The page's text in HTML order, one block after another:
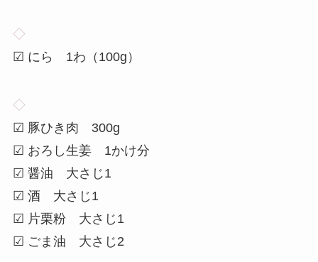
◇
☑ にら 1わ（100g）
◇
☑ 豚ひき肉 300g
☑ おろし生姜 1かけ分
☑ 醤油 大さじ1
☑ 酒 大さじ1
☑ 片栗粉 大さじ1
☑ ごま油 大さじ2